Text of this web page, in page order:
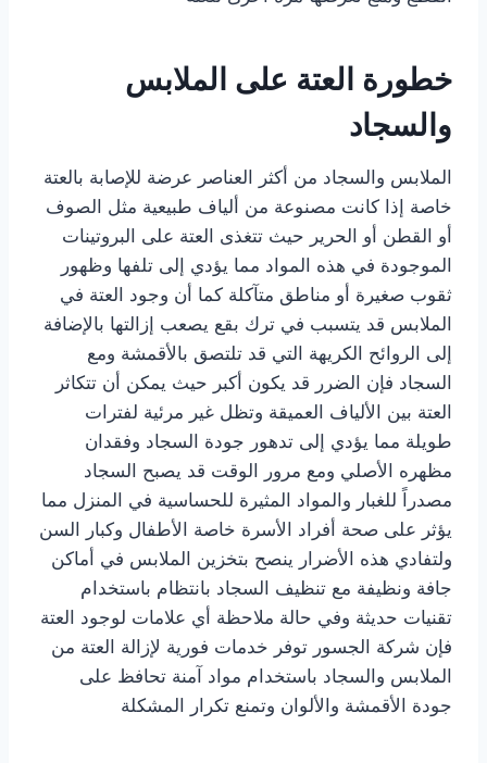
خطورة العتة على الملابس
والسجاد
الملابس والسجاد من أكثر العناصر عرضة للإصابة بالعتة
خاصة إذا كانت مصنوعة من ألياف طبيعية مثل الصوف
أو القطن أو الحرير حيث تتغذى العتة على البروتينات
الموجودة في هذه المواد مما يؤدي إلى تلفها وظهور
ثقوب صغيرة أو مناطق متآكلة كما أن وجود العتة في
الملابس قد يتسبب في ترك بقع يصعب إزالتها بالإضافة
إلى الروائح الكريهة التي قد تلتصق بالأقمشة ومع
السجاد فإن الضرر قد يكون أكبر حيث يمكن أن تتكاثر
العتة بين الألياف العميقة وتظل غير مرئية لفترات
طويلة مما يؤدي إلى تدهور جودة السجاد وفقدان
مظهره الأصلي ومع مرور الوقت قد يصبح السجاد
مصدراً للغبار والمواد المثيرة للحساسية في المنزل مما
يؤثر على صحة أفراد الأسرة خاصة الأطفال وكبار السن
ولتفادي هذه الأضرار ينصح بتخزين الملابس في أماكن
جافة ونظيفة مع تنظيف السجاد بانتظام باستخدام
تقنيات حديثة وفي حالة ملاحظة أي علامات لوجود العتة
فإن شركة الجسور توفر خدمات فورية لإزالة العتة من
الملابس والسجاد باستخدام مواد آمنة تحافظ على
جودة الأقمشة والألوان وتمنع تكرار المشكلة